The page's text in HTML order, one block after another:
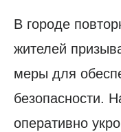
В городе
жителей
меры для
безопасности.
оперативно